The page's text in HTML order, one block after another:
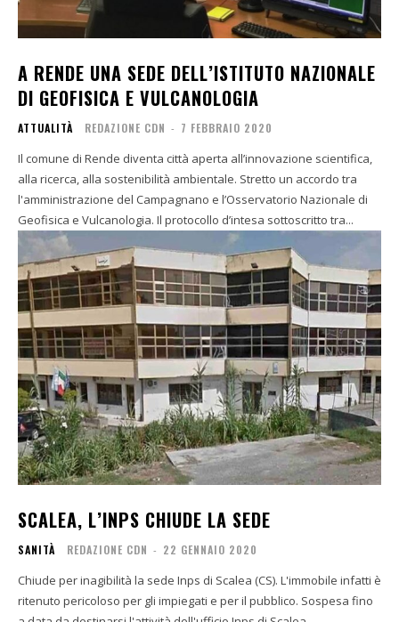
A RENDE UNA SEDE DELL’ISTITUTO NAZIONALE
DI GEOFISICA E VULCANOLOGIA
ATTUALITÀ REDAZIONE CDN - 7 FEBBRAIO 2020
Il comune di Rende diventa città aperta all’innovazione scientifica,
alla ricerca, alla sostenibilità ambientale. Stretto un accordo tra
l'amministrazione del Campagnano e l’Osservatorio Nazionale di
Geofisica e Vulcanologia. Il protocollo d’intesa sottoscritto tra...
SCALEA, L’INPS CHIUDE LA SEDE
SANITÀ REDAZIONE CDN - 22 GENNAIO 2020
Chiude per inagibilità la sede Inps di Scalea (CS). L'immobile infatti è
ritenuto pericoloso per gli impiegati e per il pubblico. Sospesa fino